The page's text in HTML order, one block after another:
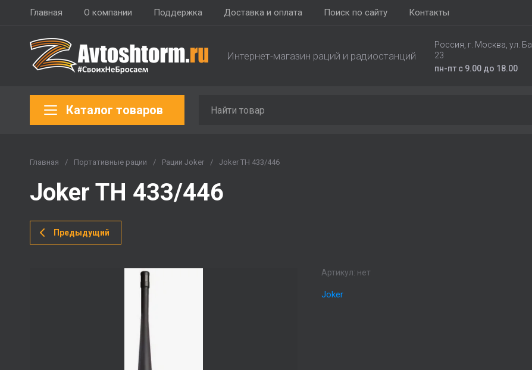
Главная О компании Поддержка Доставка и оплата Поиск по сайту Контакты
Интернет-магазин раций и радиостанций
Россия, г. Москва, ул.
23
пн-пт с 9.00 до 18.00
Каталог товаров
Главная / Портативные рации / Рации Joker / Joker TH 433/446
Joker TH 433/446
Предыдущий
Артикул: нет
Joker